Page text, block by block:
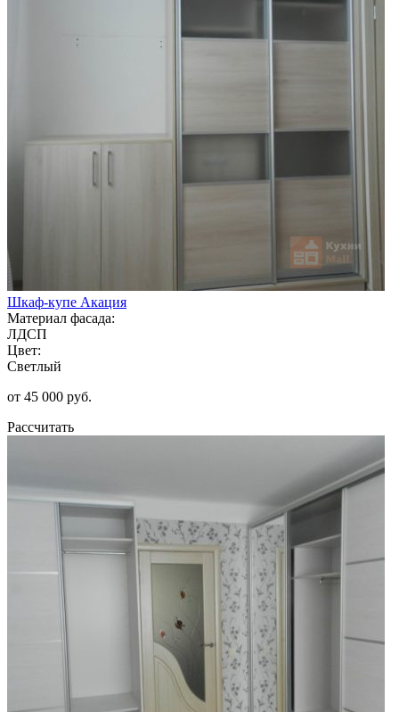
Шкаф-купе Акация
Материал фасада:
ЛДСП
Цвет:
Светлый
от 45 000 руб.
Рассчитать